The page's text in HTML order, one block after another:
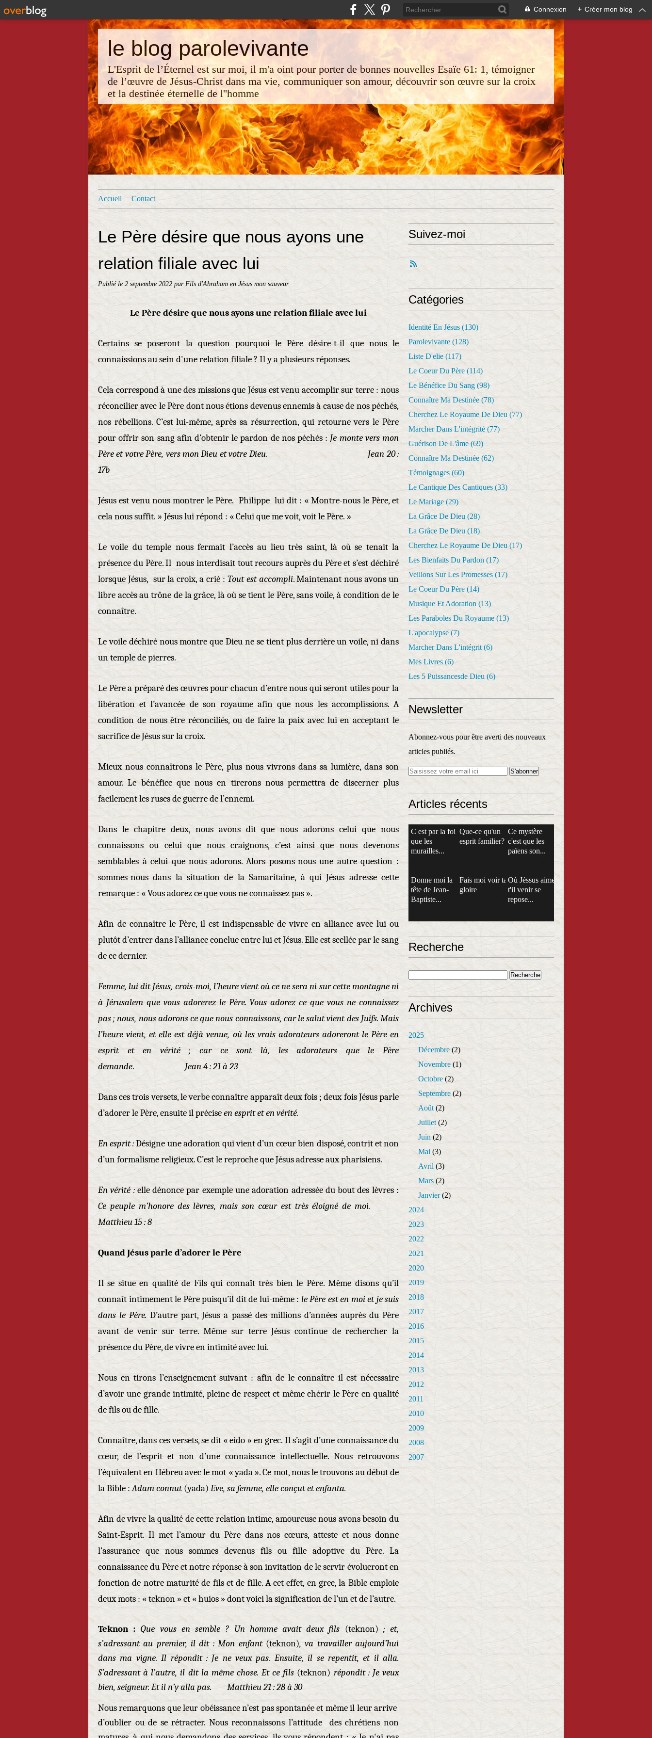
Connexion + Créer mon blog
le blog parolevivante
L'Esprit de l’Éternel est sur moi, il m'a oint pour porter de bonnes nouvelles Esaïe 61: 1, témoigner
de l’œuvre de Jésus-Christ dans ma vie, communiquer son amour, découvrir son œuvre sur la croix
et la destinée éternelle de l''homme
Accueil Contact
Le Père désire que nous ayons une
relation filiale avec lui
Publié le 2 septembre 2022 par Fils d'Abraham en Jésus mon sauveur
Le Père désire que nous ayons une relation filiale avec lui
Certains se poseront la question pourquoi le Père désire-t-il que nous le
connaissions au sein d'une relation filiale ? Il y a plusieurs réponses.
Cela correspond à une des missions que Jésus est venu accomplir sur terre : nous
réconcilier avec le Père dont nous étions devenus ennemis à cause de nos péchés,
nos rébellions. C’est lui-même, après sa résurrection, qui retourne vers le Père
pour offrir son sang afin d’obtenir le pardon de nos péchés : Je monte vers mon
Père et votre Père, vers mon Dieu et votre Dieu. Jean 20 :
17b
Jésus est venu nous montrer le Père. Philippe lui dit : « Montre-nous le Père, et
cela nous suffit. » Jésus lui répond : « Celui que me voit, voit le Père. »
Le voile du temple nous fermait l’accès au lieu très saint, là où se tenait la
présence du Père. Il nous interdisait tout recours auprès du Père et s’est déchiré
lorsque Jésus, sur la croix, a crié : Tout est accompli. Maintenant nous avons un
libre accès au trône de la grâce, là où se tient le Père, sans voile, à condition de le
connaître.
Le voile déchiré nous montre que Dieu ne se tient plus derrière un voile, ni dans
un temple de pierres.
Le Père a préparé des œuvres pour chacun d’entre nous qui seront utiles pour la
libération et l’avancée de son royaume afin que nous les accomplissions. A
condition de nous être réconciliés, ou de faire la paix avec lui en acceptant le
sacrifice de Jésus sur la croix.
Mieux nous connaîtrons le Père, plus nous vivrons dans sa lumière, dans son
amour. Le bénéfice que nous en tirerons nous permettra de discerner plus
facilement les ruses de guerre de l’ennemi.
Dans le chapitre deux, nous avons dit que nous adorons celui que nous
connaissons ou celui que nous craignons, c’est ainsi que nous devenons
semblables à celui que nous adorons. Alors posons-nous une autre question :
sommes-nous dans la situation de la Samaritaine, à qui Jésus adresse cette
remarque : « Vous adorez ce que vous ne connaissez pas ».
Afin de connaître le Père, il est indispensable de vivre en alliance avec lui ou
plutôt d’entrer dans l’alliance conclue entre lui et Jésus. Elle est scellée par le sang
de ce dernier.
Femme, lui dit Jésus, crois-moi, l’heure vient où ce ne sera ni sur cette montagne ni
à Jérusalem que vous adorerez le Père. Vous adorez ce que vous ne connaissez
pas ; nous, nous adorons ce que nous connaissons, car le salut vient des Juifs. Mais
l’heure vient, et elle est déjà venue, où les vrais adorateurs adoreront le Père en
esprit et en vérité ; car ce sont là, les adorateurs que le Père
demande. Jean 4 : 21 à 23
Dans ces trois versets, le verbe connaître apparaît deux fois ; deux fois Jésus parle
d’adorer le Père, ensuite il préciseen esprit et en vérité.
En esprit :Désigne une adoration qui vient d’un cœur bien disposé, contrit et non
d’un formalisme religieux. C’est le reproche que Jésus adresse aux pharisiens.
En vérité : elle dénonce par exemple une adoration adressée du bout des lèvres :
Ce peuple m’honore des lèvres, mais son cœur est très éloigné de moi.
Matthieu 15 : 8
Quand Jésus parle d’adorer le Père
Il se situe en qualité de Fils qui connaît très bien le Père. Même disons qu’il
connaît intimement le Père puisqu’il dit de lui-même : le Père est en moi et je suis
dans le Père. D’autre part, Jésus a passé des millions d’années auprès du Père
avant de venir sur terre. Même sur terre Jésus continue de rechercher la
présence du Père, de vivre en intimité avec lui.
Nous en tirons l’enseignement suivant : afin de le connaître il est nécessaire
d’avoir une grande intimité, pleine de respect et même chérir le Père en qualité
de fils ou de fille.
Connaître, dans ces versets, se dit « eido » en grec. Il s’agit d’une connaissance du
cœur, de l’esprit et non d’une connaissance intellectuelle. Nous retrouvons
l’équivalent en Hébreu avec le mot « yada ». Ce mot, nous le trouvons au début de
la Bible :Adam connut(yada) Eve, sa femme, elle conçut et enfanta.
Afin de vivre la qualité de cette relation intime, amoureuse nous avons besoin du
Saint-Esprit. Il met l’amour du Père dans nos cœurs, atteste et nous donne
l’assurance que nous sommes devenus fils ou fille adoptive du Père. La
connaissance du Père et notre réponse à son invitation de le servir évolueront en
fonction de notre maturité de fils et de fille. A cet effet, en grec, la Bible emploie
deux mots : « teknon » et « huios » dont voici la signification de l’un et de l’autre.
Teknon : Que vous en semble ? Un homme avait deux fils (teknon) ; et,
s’adressant au premier, il dit : Mon enfant (teknon), va travailler aujourd’hui
dans ma vigne. Il répondit : Je ne veux pas. Ensuite, il se repentit, et il alla.
S’adressant à l’autre, il dit la même chose. Et ce fils (teknon) répondit : Je veux
bien, seigneur. Et il n’y alla pas. Matthieu 21 : 28 à 30
Nous remarquons que leur obéissance n’est pas spontanée et même il leur arrive
d’oublier ou de se rétracter. Nous reconnaissons l’attitude des chrétiens non
Suivez-moi
Catégories
Identité En Jésus (130)
Parolevivante (128)
Liste D'elie (117)
Le Coeur Du Père (114)
Le Bénéfice Du Sang (98)
Connaître Ma Destinée (78)
Cherchez Le Royaume De Dieu (77)
Marcher Dans L'intégrité (77)
Guérison De L'âme (69)
Connaître Ma Destinée (62)
Témoignages (60)
Le Cantique Des Cantiques (33)
Le Mariage (29)
La Grâce De Dieu (28)
La Grâce De Dieu (18)
Cherchez Le Royaume De Dieu (17)
Les Bienfaits Du Pardon (17)
Veillons Sur Les Promesses (17)
Le Coeur Du Père (14)
Musique Et Adoration (13)
Les Paraboles Du Royaume (13)
L'apocalypse (7)
Marcher Dans L'intégrit (6)
Mes Livres (6)
Les 5 Puissancesde Dieu (6)
Newsletter
Abonnez-vous pour être averti des nouveaux
articles publiés.
Articles récents
C est par la foi
que les
murailles...
Que-ce qu'un
esprit familier?
Ce mystère
c'est que les
païens son...
Donne moi la
tête de Jean-
Baptiste...
Fais moi voir ta
gloire
Où Jéssus aime
t'il venir se
repose...
Recherche
Archives
2025
Décembre (2)
Novembre (1)
Octobre (2)
Septembre (2)
Août (2)
Juillet (2)
Juin (2)
Mai (3)
Avril (3)
Mars (2)
Janvier(2)
2024
2023
2022
2021
2020
2019
2018
2017
2016
2015
2014
2013
2012
2011
2010
2009
2008
2007